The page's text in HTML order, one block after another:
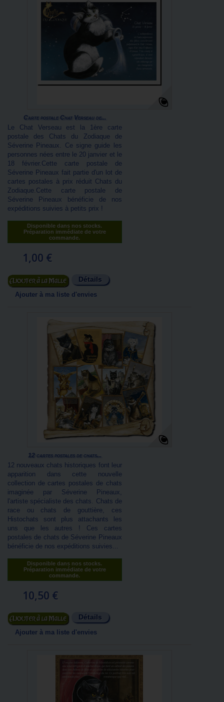
Carte postale Chat Verseau de...
Le Chat Verseau est la 1ère carte
postale des Chats du Zodiaque de
Séverine Pineaux. Ce signe guide les
personnes nées entre le 20 janvier et le
18 février.Cette carte postale de
Séverine Pineaux fait partie d'un lot de
cartes postales à prix réduit Chats du
Zodiaque.Cette carte postale de
Séverine Pineaux bénéficie de nos
expéditions suivies à petits prix !
Disponible dans nos stocks.
Préparation immédiate de votre
commande.
1,00 €
Ajouter au panier Détails
Ajouter à ma liste d'envies
12 cartes postales de chats...
12 nouveaux chats historiques font leur
apparition dans cette nouvelle
collection de cartes postales de chats
imaginée par Séverine Pineaux,
l'artiste spécialiste des chats. Chats de
race ou chats de gouttière, ces
Histochats sont plus attachants les
uns que les autres ! Ces cartes
postales de chats de Séverine Pineaux
bénéficie de nos expéditions suivies...
Disponible dans nos stocks.
Préparation immédiate de votre
commande.
10,50 €
Ajouter au panier Détails
Ajouter à ma liste d'envies